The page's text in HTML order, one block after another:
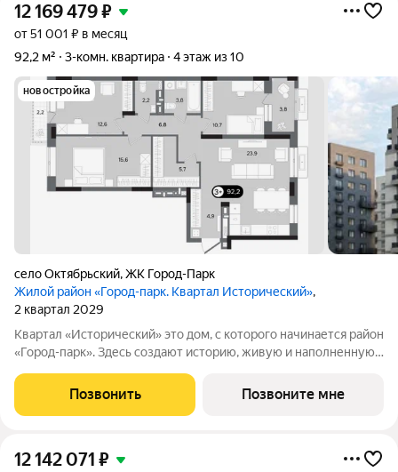
12 169 479₽
от 51 001 ₽ в месяц
92,2 м²
3-комн. квартира 4 этаж из 10
новостройка
село Октябрьский,ЖК Город-Парк
Жилой район «Город-парк. Квартал Исторический»,
2 квартал 2029
Квартал «Исторический» это дом, с которого начинается район
«Город-парк». Здесь создают историю, живую и наполненную
от семи до десяти этажей и двух десятиэтажных башен,
выходящих на
Позвонить Позвоните мне
12 142 071 ₽